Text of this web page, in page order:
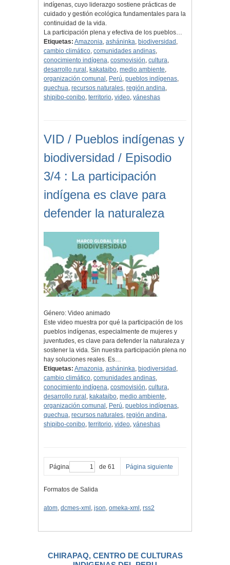
indígenas, cuyo liderazgo sostiene prácticas de
cuidado y gestión ecológica fundamentales para la
continuidad de la vida.
La participación plena y efectiva de los pueblos…
Etiquetas: Amazonia, asháninka, biodiversidad ,
cambio climático, comunidades andinas,
conocimiento indígena, cosmovisión, cultura,
desarrollo rural , kakataibo, medio ambiente,
organización comunal , Perú, pueblos indígenas,
quechua, recursos naturales, región andina,
shipibo-conibo, territorio, video, yáneshas
VID / Pueblos indígenas y
biodiversidad / Episodio
3/4 : La participación
indígena es clave para
defender la naturaleza
Género: Video animado
Este video muestra por qué la participación de los
pueblos indígenas, especialmente de mujeres y
juventudes, es clave para defender la naturaleza y
sostener la vida. Sin nuestra participación plena no
hay soluciones reales. Es…
Etiquetas: Amazonia, asháninka, biodiversidad ,
cambio climático, comunidades andinas,
conocimiento indígena, cosmovisión, cultura,
desarrollo rural , kakataibo, medio ambiente,
organización comunal , Perú, pueblos indígenas,
quechua, recursos naturales, región andina,
shipibo-conibo, territorio, video, yáneshas
Página de 61 Página siguiente
Formatos de Salida
atom, dcmes-xml , json, omeka-xml , rss2
CHIRAPAQ, CENTRO DE CULTURAS